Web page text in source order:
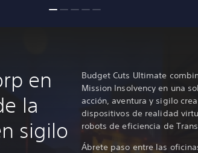
en
la
sigilo
Budget Cuts Ultimate
Mission Insolvency en una
acción, aventura y sigilo
dispositivos de realidad
robots de eficiencia de
Ábrete paso entre las